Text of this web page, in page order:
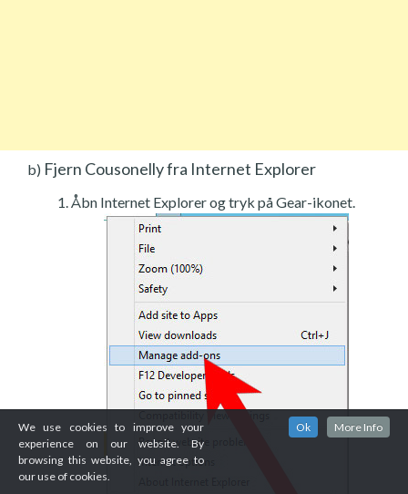
b) Fjern Cousonelly fra Internet Explorer
Åbn Internet Explorer og tryk på Gear-ikonet.
We use cookies to improve your
experience on our website. By
browsing this website, you agree to
our use of cookies.
Ok More Info